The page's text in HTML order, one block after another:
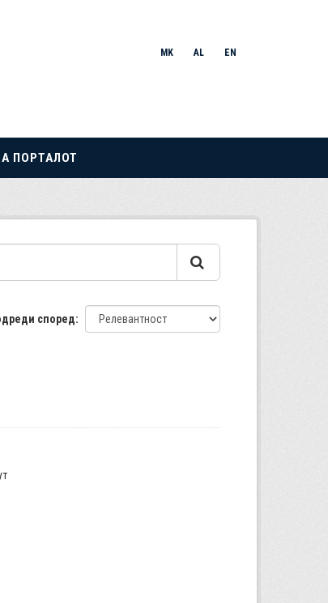
MK AL EN
ПОРТАЛОТ
според